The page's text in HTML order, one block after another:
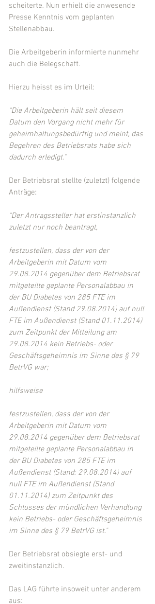
scheiterte. Nun erhielt die anwesende
Presse Kenntnis vom geplanten
Stellenabbau.
Die Arbeitgeberin informierte nunmehr
auch die Belegschaft.
Hierzu heisst es im Urteil:
"Die Arbeitgeberin hält seit diesem
Datum den Vorgang nicht mehr für
geheimhaltungsbedürftig und meint, das
Begehren des Betriebsrats habe sich
dadurch erledigt."
Der Betriebsrat stellte (zuletzt) folgende
Anträge:
"Der Antragssteller hat erstinstanzlich
zuletzt nur noch beantragt,
festzustellen, dass der von der
Arbeitgeberin mit Datum vom
29.08.2014 gegenüber dem Betriebsrat
mitgeteilte geplante Personalabbau in
der BU Diabetes von 285 FTE im
Außendienst (Stand 29.08.2014) auf null
FTE im Außendienst (Stand 01.11.2014)
zum Zeitpunkt der Mitteilung am
29.08.2014 kein Betriebs- oder
Geschäftsgeheimnis im Sinne des § 79
BetrVG war;
hilfsweise
festzustellen, dass der von der
Arbeitgeberin mit Datum vom
29.08.2014 gegenüber dem Betriebsrat
mitgeteilte geplante Personalabbau in
der BU Diabetes von 285 FTE im
Außendienst (Stand: 29.08.2014) auf
null FTE im Außendienst (Stand
01.11.2014) zum Zeitpunkt des
Schlusses der mündlichen Verhandlung
kein Betriebs- oder Geschäftsgeheimnis
im Sinne des § 79 BetrVG ist."
Der Betriebsrat obsiegte erst- und
zweitinstanzlich.
Das LAG führte insoweit unter anderem
aus: